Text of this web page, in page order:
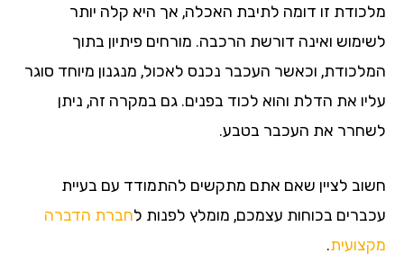
מלכודת זו דומה לתיבת האכלה, אך היא קלה יותר
לשימוש ואינה דורשת הרכבה. מורחים פיתיון בתוך
המלכודת, וכאשר העכבר נכנס לאכול, מנגנון מיוחד סוגר
עליו את הדלת והוא לכוד בפנים. גם במקרה זה, ניתן
לשחרר את העכבר בטבע.
חשוב לציין שאם אתם מתקשים להתמודד עם בעיית
עכברים בכוחות עצמכם, מומלץ לפנות לחברת הדברה
מקצועית.